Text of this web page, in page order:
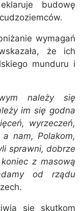
budowę
wymagań
że ich
munduru i
należy się
im się godna
wyrzeczeń,
nam, Polakom,
sprawni, dobrze
z masową
od rządu
się skutkom